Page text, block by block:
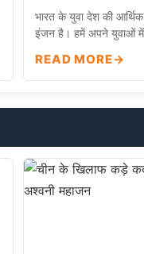
भारत के युवा देश की
इंजन है। हमें अपने युवाओं में
READ MORE